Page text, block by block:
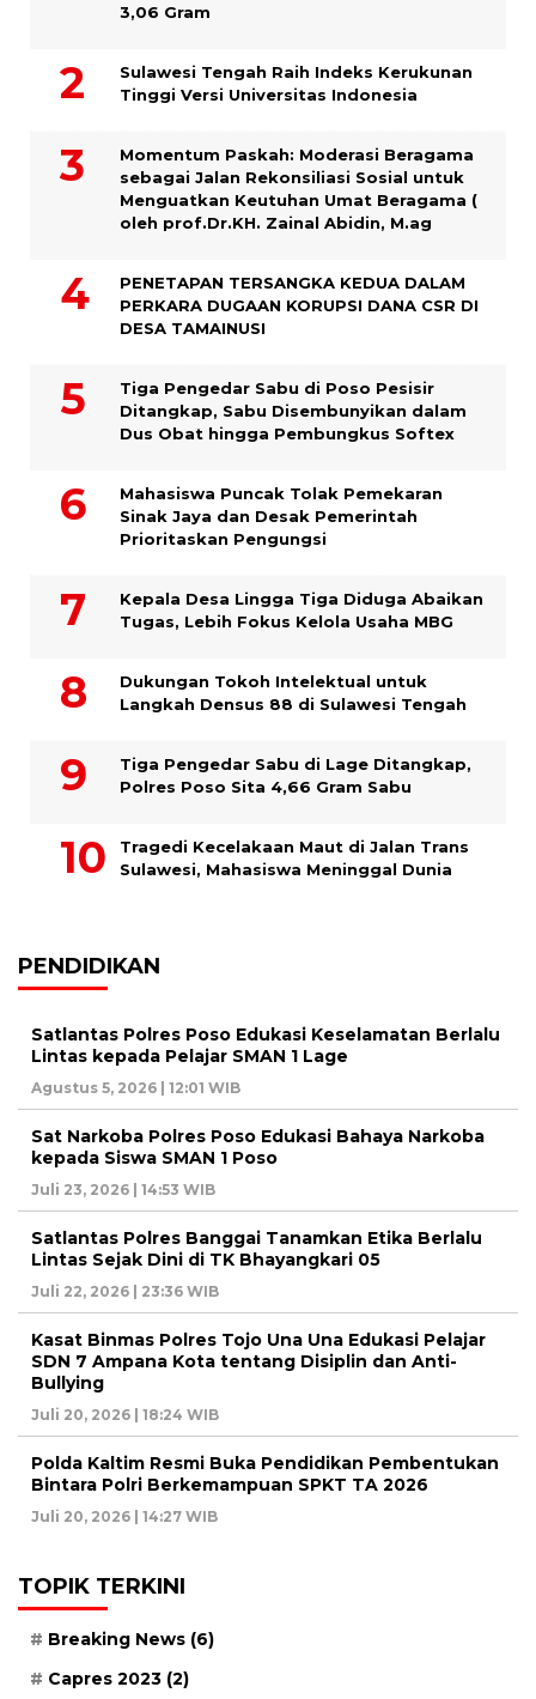
3,06 Gram
Sulawesi Tengah Raih Indeks Kerukunan
Tinggi Versi Universitas Indonesia
Momentum Paskah: Moderasi Beragama
sebagai Jalan Rekonsiliasi Sosial untuk
Menguatkan Keutuhan Umat Beragama (
oleh prof.Dr.KH. Zainal Abidin, M.ag
PENETAPAN TERSANGKA KEDUA DALAM
PERKARA DUGAAN KORUPSI DANA CSR DI
DESA TAMAINUSI
Tiga Pengedar Sabu di Poso Pesisir
Ditangkap, Sabu Disembunyikan dalam
Dus Obat hingga Pembungkus Softex
Mahasiswa Puncak Tolak Pemekaran
Sinak Jaya dan Desak Pemerintah
Prioritaskan Pengungsi
Kepala Desa Lingga Tiga Diduga Abaikan
Tugas, Lebih Fokus Kelola Usaha MBG
Dukungan Tokoh Intelektual untuk
Langkah Densus 88 di Sulawesi Tengah
Tiga Pengedar Sabu di Lage Ditangkap,
Polres Poso Sita 4,66 Gram Sabu
Tragedi Kecelakaan Maut di Jalan Trans
Sulawesi, Mahasiswa Meninggal Dunia
PENDIDIKAN
Satlantas Polres Poso Edukasi Keselamatan Berlalu
Lintas kepada Pelajar SMAN 1 Lage
Agustus 5, 2026 | 12:01 WIB
Sat Narkoba Polres Poso Edukasi Bahaya Narkoba
kepada Siswa SMAN 1 Poso
Juli 23, 2026 | 14:53 WIB
Satlantas Polres Banggai Tanamkan Etika Berlalu
Lintas Sejak Dini di TK Bhayangkari 05
Juli 22, 2026 | 23:36 WIB
Kasat Binmas Polres Tojo Una Una Edukasi Pelajar
SDN 7 Ampana Kota tentang Disiplin dan Anti-
Bullying
Juli 20, 2026 | 18:24 WIB
Polda Kaltim Resmi Buka Pendidikan Pembentukan
Bintara Polri Berkemampuan SPKT TA 2026
Juli 20, 2026 | 14:27 WIB
TOPIK TERKINI
Breaking News (6)
Capres 2023 (2)